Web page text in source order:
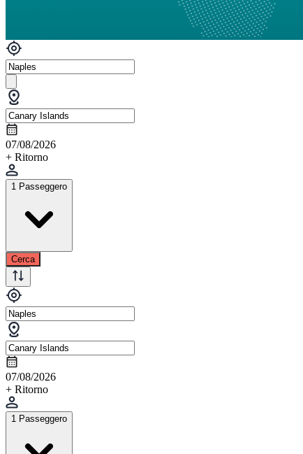
07/08/2026
+ Ritorno
1 Passeggero
Cerca
07/08/2026
+ Ritorno
1 Passeggero